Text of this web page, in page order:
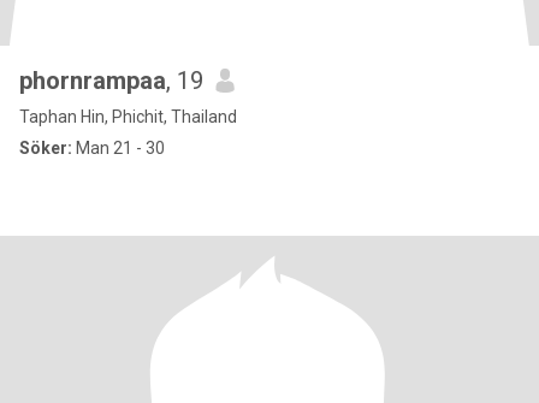
phornrampaa, 19
Taphan Hin, Phichit, Thailand
Söker: Man 21 - 30